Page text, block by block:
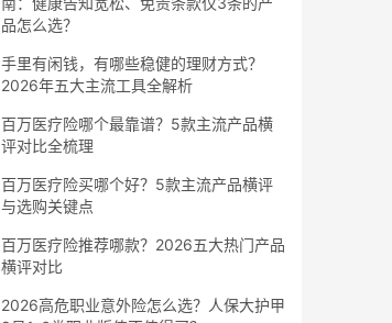
品怎么选？
手里有闲钱，有哪些稳健的理财方式？
2026年五大主流工具全解析
百万医疗险哪个最靠谱？5款主流产品横
评对比全梳理
百万医疗险买哪个好？5款主流产品横评
与选购关键点
百万医疗险推荐哪款？2026五大热门产品
横评对比
2026高危职业意外险怎么选？人保大护甲